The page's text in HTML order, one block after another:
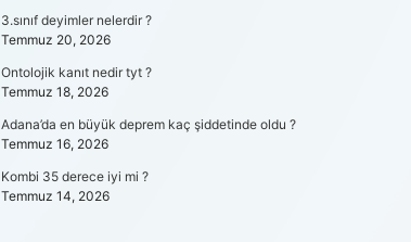
3.sınıf deyimler nelerdir ?
Temmuz 20, 2026
Ontolojik kanıt nedir tyt ?
Temmuz 18, 2026
Adana’da en büyük deprem kaç şiddetinde oldu ?
Temmuz 16, 2026
Kombi 35 derece iyi mi ?
Temmuz 14, 2026